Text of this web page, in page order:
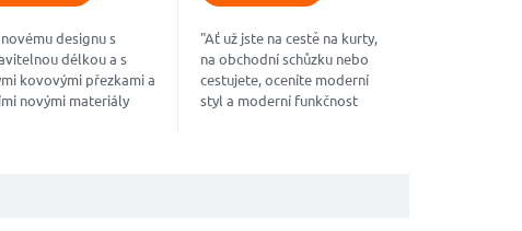
designu s
délkou a s
kovovými přezkami a
novými materiály
"Ať už jste na cestě na kurty,
na obchodní schůzku nebo
cestujete, oceníte moderní
styl a moderní funkčnost